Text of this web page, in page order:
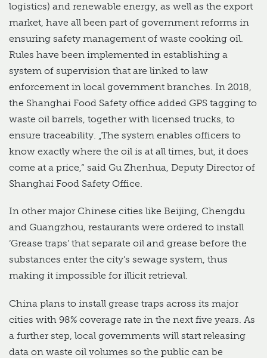
logistics) and renewable energy, as well as the export
market, have all been part of government reforms in
ensuring safety management of waste cooking oil.
Rules have been implemented in establishing a
system of supervision that are linked to law
enforcement in local government branches. In 2018,
the Shanghai Food Safety office added GPS tagging to
waste oil barrels, together with licensed trucks, to
ensure traceability. „The system enables officers to
know exactly where the oil is at all times, but, it does
come at a price,“ said Gu Zhenhua, Deputy Director of
Shanghai Food Safety Office.
In other major Chinese cities like Beijing, Chengdu
and Guangzhou, restaurants were ordered to install
‘Grease traps’ that separate oil and grease before the
substances enter the city’s sewage system, thus
making it impossible for illicit retrieval.
China plans to install grease traps across its major
cities with 98% coverage rate in the next five years. As
a further step, local governments will start releasing
data on waste oil volumes so the public can be